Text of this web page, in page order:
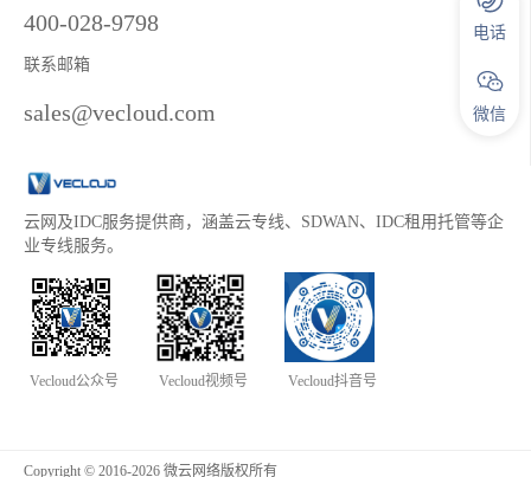
400-028-9798
联系邮箱
sales@vecloud.com
云网及IDC服务提供商，涵盖云专线、SDWAN、IDC租用托管等企
业专线服务。
Vecloud公众号 Vecloud视频号 Vecloud抖音号
Copyright © 2016-2026 微云网络版权所有
电话
微信